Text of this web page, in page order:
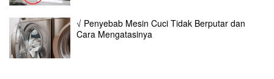
√ Penyebab Mesin Cuci Tidak Berputar dan
Cara Mengatasinya